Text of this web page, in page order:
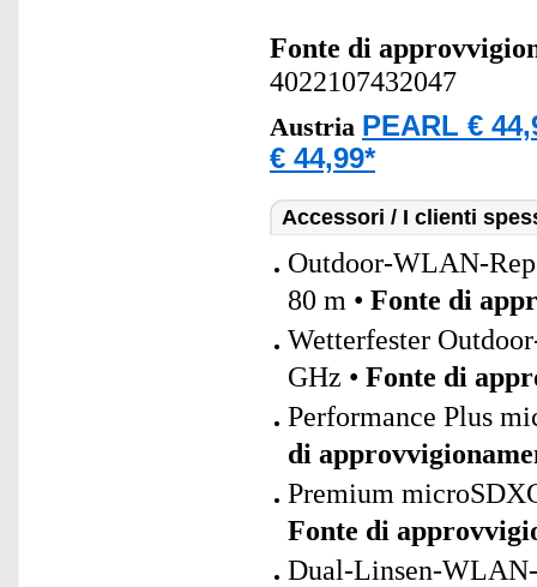
Fonte di
4022107432047
Austria PEARL €
€ 44,99*
Accessori / I clienti
Outdoor-WLAN-
80 m • Fonte di
Wetterfester
GHz • Fonte di
Performance Plus
di
Premium
Fonte di
Dual-Linsen-